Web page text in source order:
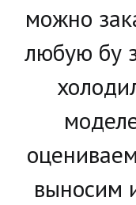
можно
любую бу
выносим